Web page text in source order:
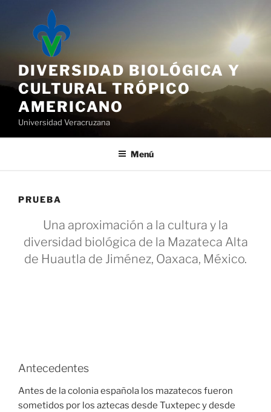
contenido
DIVERSIDAD BIOLÓGICA Y
CULTURAL TRÓPICO
AMERICANO
Universidad Veracruzana
Menú
PRUEBA
Una aproximación a la cultura y la
diversidad biológica de la Mazateca Alta
de Huautla de Jiménez, Oaxaca, México.
Antecedentes
Antes de la colonia española los mazatecos fueron
sometidos por los aztecas desde Tuxtepec y desde